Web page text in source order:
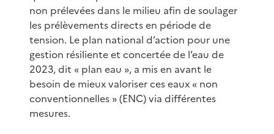
non prélevées dans le milieu afin de soulager
les prélèvements directs en période de
tension. Le plan national d’action pour une
gestion résiliente et concertée de l’eau de
2023, dit « plan eau », a mis en avant le
besoin de mieux valoriser ces eaux « non
conventionnelles » (ENC) via différentes
mesures.